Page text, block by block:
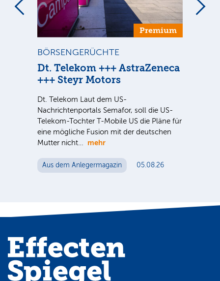
Premium
BÖRSENGERÜCHTE
Dt. Telekom +++ AstraZeneca
+++ Steyr Motors
Dt. Telekom Laut dem US-
Nachrichtenportals Semafor, soll die US-
Telekom-Tochter T-Mobile US die Pläne für
eine mögliche Fusion mit der deutschen
Mutter nicht… mehr
Aus dem Anlegermagazin 05.08.26